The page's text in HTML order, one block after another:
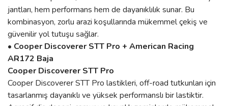
jantları, hem performans hem de dayanıklılık sunar. Bu
kombinasyon, zorlu arazi koşullarında mükemmel çekiş ve
güvenilir yol tutuşu sağlar.
• Cooper Discoverer STT Pro + American Racing
AR172 Baja
Cooper Discoverer STT Pro
Cooper Discoverer STT Pro lastikleri, off-road tutkunları için
tasarlanmış dayanıklı ve yüksek performanslı bir lastiktir.